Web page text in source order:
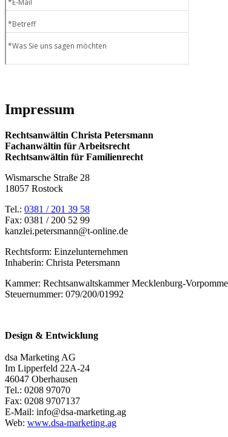
Impressum
Rechtsanwältin Christa Petersmann
Fachanwältin für Arbeitsrecht
Rechtsanwältin für Familienrecht
Wismarsche Straße 28
18057 Rostock
Tel.: 0381 / 201 39 58
Fax: 0381 / 200 52 99
kanzlei.petersmann@t-online.de
Rechtsform: Einzelunternehmen
Inhaberin: Christa Petersmann
Kammer: Rechtsanwaltskammer Mecklenburg-
Steuernummer: 079/200/01992
Design & Entwicklung
dsa Marketing AG
Im Lipperfeld 22A-24
46047 Oberhausen
Tel.: 0208 97070
Fax: 0208 9707137
E-Mail: info@dsa-marketing.ag
Web: www.dsa-marketing.ag